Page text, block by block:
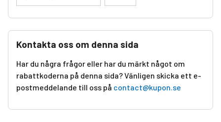
Kontakta oss om denna sida
Har du några frågor eller har du märkt något om
rabattkoderna på denna sida? Vänligen skicka ett e-
postmeddelande till oss på contact@kupon.se